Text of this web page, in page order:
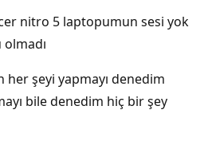
nitro 5 laptopumun sesi yok
şeyi yapmayı denedim
bile denedim hiç bir şey